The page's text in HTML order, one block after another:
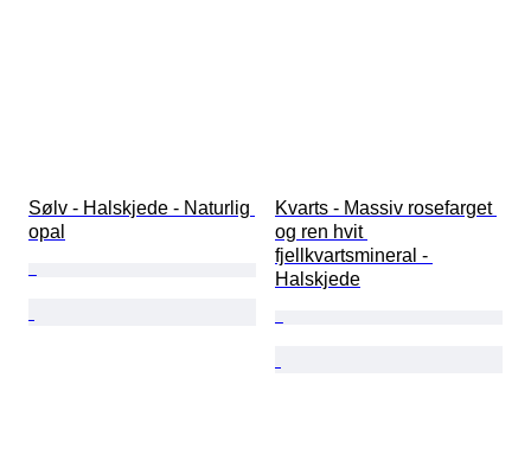
Sølv - Halskjede - Naturlig
opal
Kvarts - Massiv rosefarget
og ren hvit
fjellkvartsmineral -
Halskjede